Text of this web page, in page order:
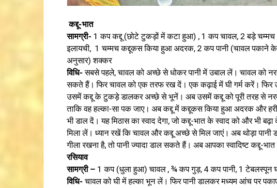
कद्दू-भात
सामग्री- 1 कप कद्दू (छोटे टुकड़ों में कटा हुआ) , 1 कप चावल, 2 बड़े चम्मच
इलायची, 1 चम्मच कद्दूकस किया हुआ अदरक, 2 कप पानी (चावल पकाने
अनुसार) शक्कर
विधि- सबसे पहले, चावल को अच्छे से धोकर पानी में उबाल लें। चावल को
सकते हैं। फिर चावल को एक तरफ रख दें। एक कढ़ाई में घी गर्म करें। फिर
उसमें कद्दू के टुकड़े डालकर अच्छे से भूनें। अब उसमें कद्दू को पूरी तरह से
ताकि वह हल्का-सा पक जाए। अब कद्दू में कद्दूकस किया हुआ अदरक और
भी डाल दें। यह मिठास का स्वाद देगा, जो कद्दू-भात के स्वाद को और भी
मिला लें। ध्यान रखें कि चावल और कद्दू अच्छे से मिल जाएं। अब थोड़ा
गीला रखना है, तो पानी ज्यादा डाल सकते हैं। अब आपका स्वादिष्ट कद्दू-भात
रसियाव
सामग्री – 1 कप (धुला हुआ) चावल , ¾ कप गुड़, 4 कप पानी, 1 टेबलस्पून
विधि- चावल को घी में हल्का भून लें। फिर पानी डालकर मध्यम आंच पर